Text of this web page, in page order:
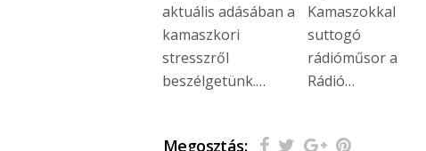
aktuális adásában a
kamaszkori
stresszről
beszélgetünk.…
Kamaszokkal
suttogó
rádióműsor a
Rádió…
Megosztás: